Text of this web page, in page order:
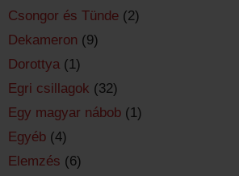
Csongor és Tünde (2)
Dekameron (9)
Dorottya (1)
Egri csillagok (32)
Egy magyar nábob (1)
Egyéb (4)
Elemzés (6)